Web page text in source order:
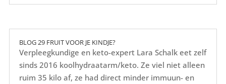
BLOG 29 FRUIT VOOR JE KINDJE?
Verpleegkundige en keto-expert Lara Schalk eet zelf
sinds 2016 koolhydraatarm/keto. Ze viel niet alleen
ruim 35 kilo af, ze had direct minder immuun- en